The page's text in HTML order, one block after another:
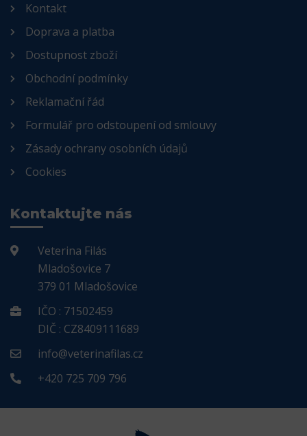
Kontakt
Doprava a platba
Dostupnost zboží
Obchodní podmínky
Reklamační řád
Formulář pro odstoupení od smlouvy
Zásady ochrany osobních údajů
Cookies
Kontaktujte nás
Veterina Filás
Mladošovice 7
379 01 Mladošovice
IČO : 71502459
DIČ : CZ8409111689
info@veterinafilas.cz
+420 725 709 796